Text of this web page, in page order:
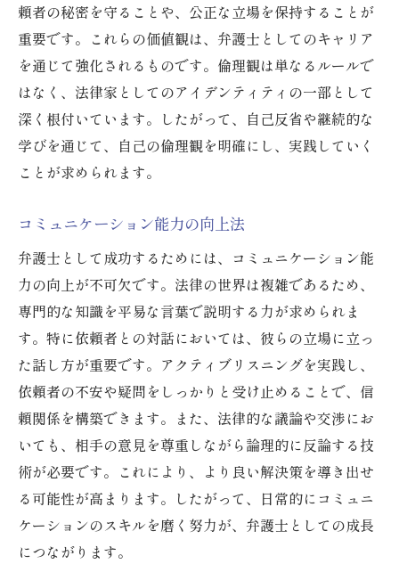
頼者の秘密を守ることや、公正な立場を保持することが
重要です。これらの価値観は、弁護士としてのキャリア
を通じて強化されるものです。倫理観は単なるルールで
はなく、法律家としてのアイデンティティの一部として
深く根付いています。したがって、自己反省や継続的な
学びを通じて、自己の倫理観を明確にし、実践していく
ことが求められます。
コミュニケーション能力の向上法
弁護士として成功するためには、コミュニケーション能
力の向上が不可欠です。法律の世界は複雑であるため、
専門的な知識を平易な言葉で説明する力が求められま
す。特に依頼者との対話においては、彼らの立場に立っ
た話し方が重要です。アクティブリスニングを実践し、
依頼者の不安や疑問をしっかりと受け止めることで、信
頼関係を構築できます。また、法律的な議論や交渉にお
いても、相手の意見を尊重しながら論理的に反論する技
術が必要です。これにより、より良い解決策を導き出せ
る可能性が高まります。したがって、日常的にコミュニ
ケーションのスキルを磨く努力が、弁護士としての成長
につながります。